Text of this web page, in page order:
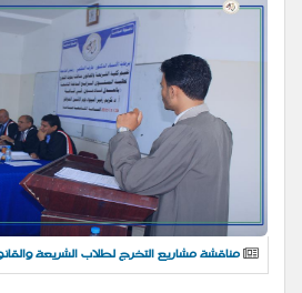
مناقشة مشاريع التخرج لطلاب الشريعة